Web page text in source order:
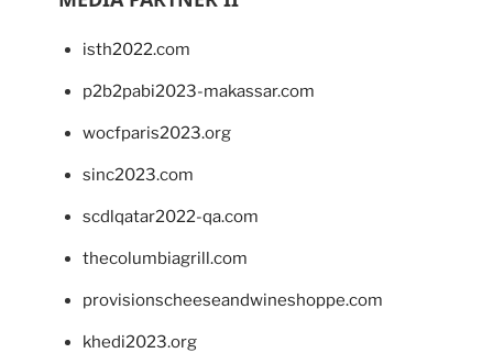
isth2022.com
p2b2pabi2023-makassar.com
wocfparis2023.org
sinc2023.com
scdlqatar2022-qa.com
thecolumbiagrill.com
provisionscheeseandwineshoppe.com
khedi2023.org